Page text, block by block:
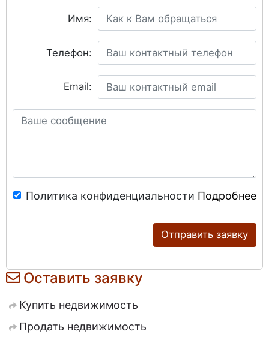
Оставить заявку
Купить недвижимость
Продать недвижимость
Имя:
Телефон:
Email:
Политика конфиденциальности Подробнее
Отправить заявку